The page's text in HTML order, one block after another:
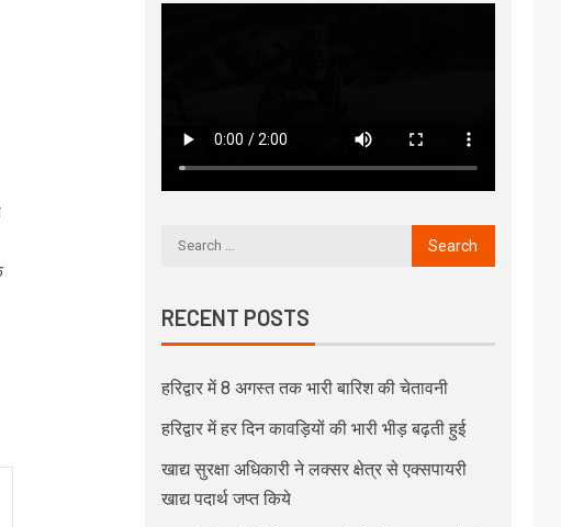
RECENT POSTS
हरिद्वार में 8 अगस्त तक भारी बारिश की चेतावनी
हरिद्वार में हर दिन कावड़ियों की भारी भीड़ बढ़ती हुई
खाद्य सुरक्षा अधिकारी ने लक्सर क्षेत्र से एक्सपायरी
खाद्य पदार्थ जप्त किये